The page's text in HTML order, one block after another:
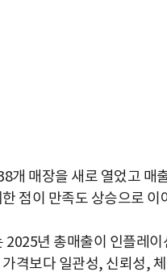
개 매장을 새로 열었고
점이 만족도 상승으로 이
2025년 총매출이 인플레
격보다 일관성, 신뢰성,